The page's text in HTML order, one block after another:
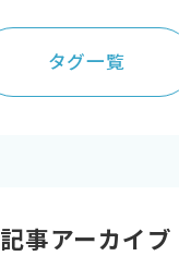
タグ一覧
記事アーカイブ